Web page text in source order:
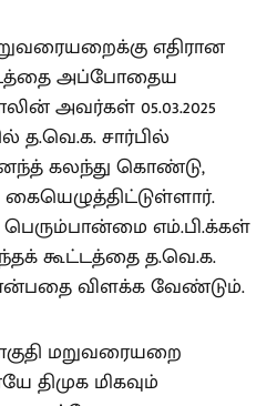
எதிரான
அப்போதைய
அவர்கள் 05.03.2025
த.வெ.க. சார்பில்
கலந்து கொண்டு,
பெரும்பான்மை எம்.பி.க்கள்
கூட்டத்தை த.வெ.க.
என்பதை விளக்க வேண்டும்.
மறுவரையறை
திமுக மிகவும்